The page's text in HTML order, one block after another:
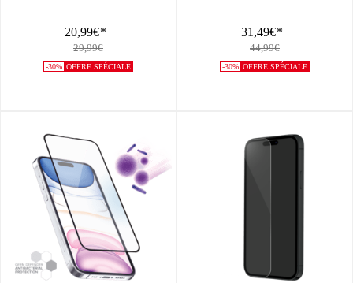
20,99€*
29,99€
-30% OFFRE SPÉCIALE
31,49€*
44,99€
-30% OFFRE SPÉCIALE